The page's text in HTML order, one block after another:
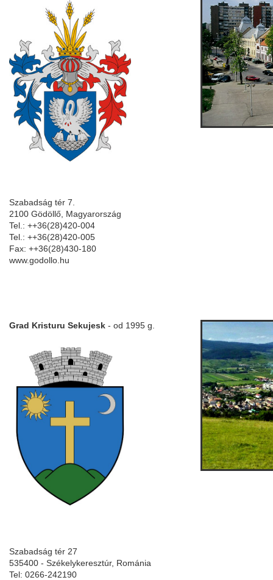
Szabadság tér 7.
2100 Gödöllő, Magyarország
Tel.: ++36(28)420-004
Tel.: ++36(28)420-005
Fax: ++36(28)430-180
www.godollo.hu
Grad Kristuru Sekujesk - od 1995 g.
Szabadság tér 27
535400 - Székelykeresztúr, Románia
Tel: 0266-242190